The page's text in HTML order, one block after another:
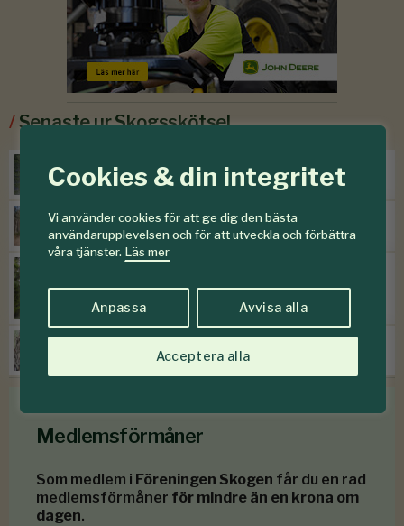
Cookies & din integritet
Vi använder cookies för att ge dig den bästa
användarupplevelsen och för att utveckla och förbättra
våra tjänster. Läs mer
Anpassa Avvisa alla
Acceptera alla
/Senaste ur Skogsskötsel
Torr höst försvagar sommargran
Efter storm följer skadegörare
”Kontinuitetsskogar – har de
verkligen funnits?”
Prissänkningar hos Mellanskog
Medlemsförmåner
Som medlem i Föreningen Skogen får du en rad
medlemsförmåner för mindre än en krona om
dagen.